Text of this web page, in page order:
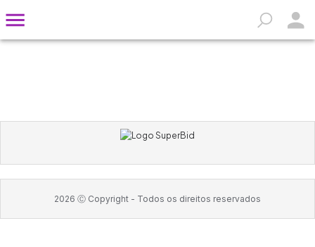
2026 Ⓒ Copyright - Todos os direitos reservados